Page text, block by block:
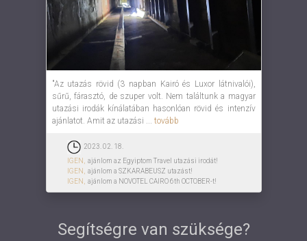
"Az utazás rövid (3 napban Kairó és Luxor látnivalói),
sűrű, fárasztó, de szuper volt. Nem találtunk a magyar
utazási irodák kínálatában hasonlóan rövid és intenzív
ajánlatot. Amit az utazási ... tovább
2023. 02. 18.
IGEN,
ajánlom az Egyiptom Travel utazási irodát!
IGEN,
ajánlom a SZKARABEUSZ utazást!
IGEN,
ajánlom a NOVOTEL CAIRO 6th OCTOBER-t!
Segítségre van szüksége?